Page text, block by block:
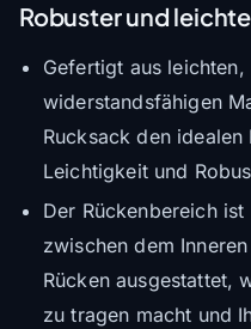
Robuster und
Gefertigt aus
widerstandsfähigen
Rucksack den
Leichtigkeit und
Der Rückenbereich
zwischen dem
Rücken ausgestattet,
zu tragen macht und